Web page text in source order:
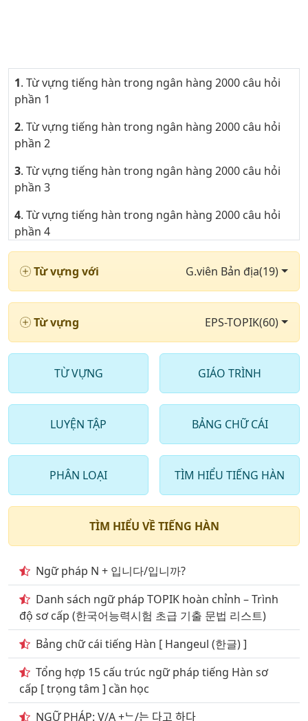
1. Từ vựng tiếng hàn trong ngân hàng 2000 câu hỏi
phần 1
2. Từ vựng tiếng hàn trong ngân hàng 2000 câu hỏi
phần 2
3. Từ vựng tiếng hàn trong ngân hàng 2000 câu hỏi
phần 3
4. Từ vựng tiếng hàn trong ngân hàng 2000 câu hỏi
phần 4
phần 5
6. Từ vựng tiếng hàn trong ngân hàng 2000 câu hỏi
phần 6
7. Từ vựng tiếng hàn trong ngân hàng 2000 câu hỏi
8. Từ vựng tiếng hàn trong ngân hàng 2000 câu hỏi
phần 8
. Từ vựng tiếng hàn trong ngân hàng 2000 câu hỏi
phần 9
. Từ vựng tiếng hàn trong ngân hàng 2000 câu hỏi
phần 10
. Từ vựng tiếng hàn trong ngân hàng 2000 câu
12. Từ vựng tiếng hàn trong ngân hàng 2000 câu
phần 12
13. Từ vựng tiếng hàn trong ngân hàng 2000 câu
phần 13
14. Từ vựng tiếng hàn ở ngân hàng 2000 câu phần 14
15. Từ vựng tiếng hàn trong ngân hàng 2000 câu
phần 15
Từ vựng với G.viên Bản địa(19)
Từ vựng EPS-TOPIK(60)
TỪ VỰNG GIÁO TRÌNH
LUYỆN TẬP BẢNG CHỮ CÁI
PHÂN LOẠI TÌM HIỂU TIẾNG HÀN
TÌM HIỂU VỀ TIẾNG HÀN
Ngữ pháp N + 입니다/입니까?
Danh sách ngữ pháp TOPIK hoàn chỉnh – Trình
độ sơ cấp (한국어능력시험 초급 기출 문법 리스트)
Bảng chữ cái tiếng Hàn [ Hangeul (한글) ]
Tổng hợp 15 cấu trúc ngữ pháp tiếng Hàn sơ
cấp [ trọng tâm ] cần học
NGỮ PHÁP: V/A +ᄂ/는 다고 하다